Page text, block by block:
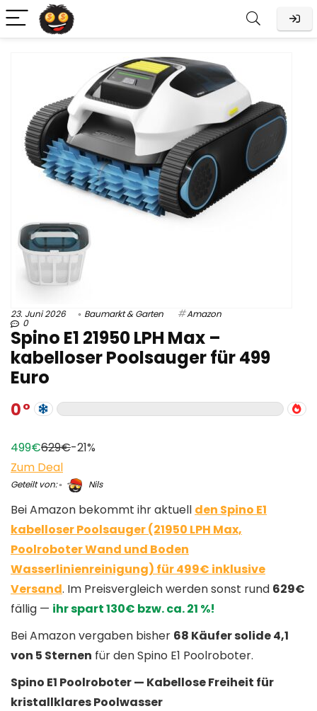
23. Juni 2026 Baumarkt & Garten Amazon
0
Spino E1 21950 LPH Max –
kabelloser Poolsauger für 499
Euro
0
499€629€-21%
Zum Deal
Geteilt von: Nils
Bei Amazon bekommt ihr aktuell den Spino E1
kabelloser Poolsauger (21950 LPH Max,
Poolroboter Wand und Boden
Wasserlinienreinigung) für 499€ inklusive
Versand. Im Preisvergleich werden sonst rund 629€
fällig — ihr spart 130€ bzw. ca. 21 %!
Bei Amazon vergaben bisher 68 Käufer solide 4,1
von 5 Sternen für den Spino E1 Poolroboter.
Spino E1 Poolroboter — Kabellose Freiheit für
kristallklares Poolwasser